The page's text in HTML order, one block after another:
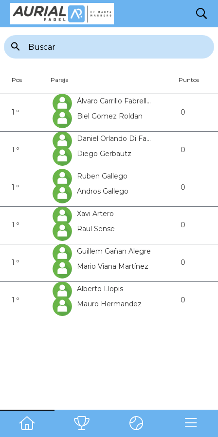
search
Ranking 1a Masculina
Pos Pareja Puntos
1 º
Álvaro Carrillo Fabrellas
Biel Gomez Roldan
0
1 º
Daniel Orlando Di Fazio
Diego Gerbautz
0
1 º
Ruben Gallego
Andros Gallego
0
1 º
Xavi Artero
Raul Sense
0
1 º
Guillem Gañan Alegre
Mario Viana Martínez
0
1 º
Alberto Llopis
Mauro Hermandez
0